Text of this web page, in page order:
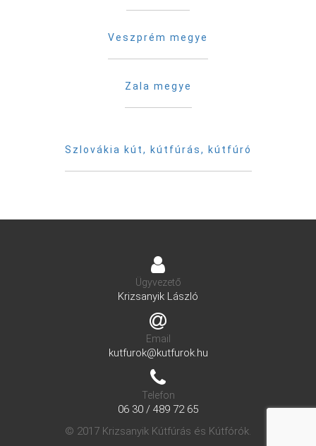
Veszprém megye
Zala megye
Szlovákia kút, kútfúrás, kútfúró
Ügyvezető
Krizsanyik László
Email
kutfurok@kutfurok.hu
Telefon
06 30 / 489 72 65
© 2017 Krizsanyik Kútfúrás és Kútfórók.